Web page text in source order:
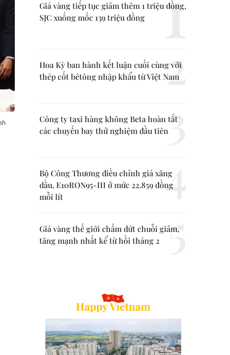
Giá vàng tiếp tục giảm thêm 1 triệu đồng,
SJC xuống mốc 139 triệu đồng
Hoa Kỳ ban hành kết luận cuối cùng với
thép cốt bêtông nhập khẩu từ Việt Nam
Công ty taxi hàng không Beta hoàn tất
các chuyến bay thử nghiệm đầu tiên
Bộ Công Thương điều chỉnh giá xăng
dầu, E10RON95-III ở mức 22.859 đồng
mỗi lít
Giá vàng thế giới chấm dứt chuỗi giảm,
tăng mạnh nhất kể từ hồi tháng 2